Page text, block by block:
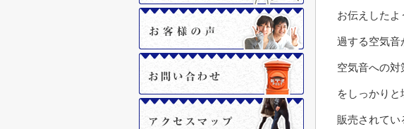
お伝えした
過する空気音
空気音への
をしっかりと
販売されて